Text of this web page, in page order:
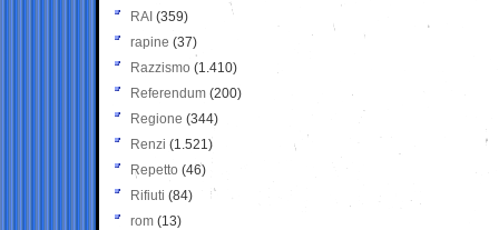
RAI (359)
rapine (37)
Razzismo (1.410)
Referendum (200)
Regione (344)
Renzi (1.521)
Repetto (46)
Rifiuti (84)
rom (13)